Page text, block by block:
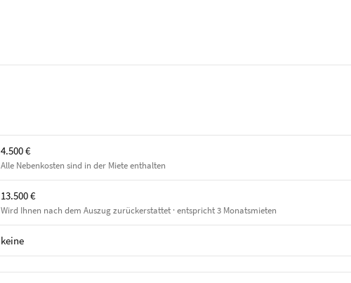
4.500 €
Alle Nebenkosten sind in der Miete enthalten
13.500 €
Wird Ihnen nach dem Auszug zurückerstattet · entspricht 3 Monatsmieten
keine